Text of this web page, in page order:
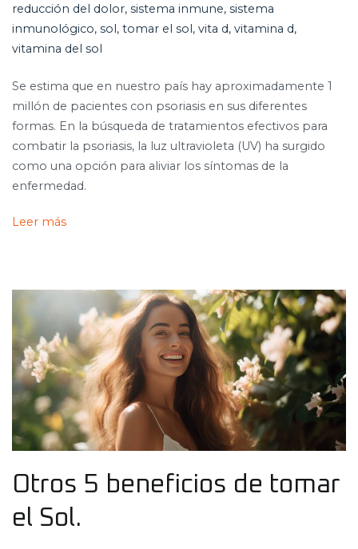
reducción del dolor, sistema inmune, sistema
inmunológico, sol, tomar el sol, vita d, vitamina d,
vitamina del sol
Se estima que en nuestro país hay aproximadamente 1
millón de pacientes con psoriasis en sus diferentes
formas. En la búsqueda de tratamientos efectivos para
combatir la psoriasis, la luz ultravioleta (UV) ha surgido
como una opción para aliviar los síntomas de la
enfermedad.
Leer más
Otros 5 beneficios de tomar
el Sol.